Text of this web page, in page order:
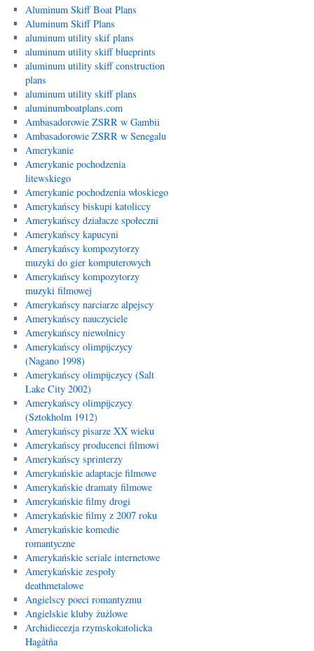
Aluminum Skiff Boat Plans
Aluminum Skiff Plans
aluminum utility skif plans
aluminum utility skiff blueprints
aluminum utility skiff construction
plans
aluminum utility skiff plans
aluminumboatplans.com
Ambasadorowie ZSRR w Gambii
Ambasadorowie ZSRR w Senegalu
Amerykanie
Amerykanie pochodzenia
litewskiego
Amerykanie pochodzenia włoskiego
Amerykańscy biskupi katoliccy
Amerykańscy działacze społeczni
Amerykańscy kapucyni
Amerykańscy kompozytorzy
muzyki do gier komputerowych
Amerykańscy kompozytorzy
muzyki filmowej
Amerykańscy narciarze alpejscy
Amerykańscy nauczyciele
Amerykańscy niewolnicy
Amerykańscy olimpijczycy
(Nagano 1998)
Amerykańscy olimpijczycy (Salt
Lake City 2002)
Amerykańscy olimpijczycy
(Sztokholm 1912)
Amerykańscy pisarze XX wieku
Amerykańscy producenci filmowi
Amerykańscy sprinterzy
Amerykańskie adaptacje filmowe
Amerykańskie dramaty filmowe
Amerykańskie filmy drogi
Amerykańskie filmy z 2007 roku
Amerykańskie komedie
romantyczne
Amerykańskie seriale internetowe
Amerykańskie zespoły
deathmetalowe
Angielscy poeci romantyzmu
Angielskie kluby żużlowe
Archidiecezja rzymskokatolicka
Hagåtña